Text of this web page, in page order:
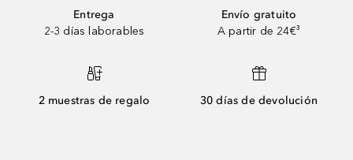
Entrega
2-3 días laborables
Envío gratuito
A partir de 24€³
2 muestras de regalo 30 días de devolución